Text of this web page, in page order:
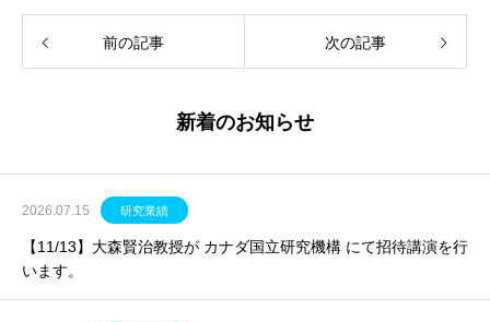
前の記事 次の記事
新着のお知らせ
2026.07.15 研究業績
【11/13】大森賢治教授が カナダ国立研究機構 にて招待講演を行
います。